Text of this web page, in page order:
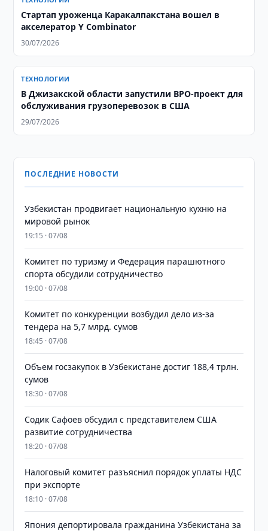
Стартап уроженца Каракалпакстана вошел в
акселератор Y Combinator
30/07/2026
ТЕХНОЛОГИИ
В Джизакской области запустили BPO-проект для
обслуживания грузоперевозок в США
29/07/2026
ПОСЛЕДНИЕ НОВОСТИ
Узбекистан продвигает национальную кухню на
мировой рынок
19:15 · 07/08
Комитет по туризму и Федерация парашютного
спорта обсудили сотрудничество
19:00 · 07/08
Комитет по конкуренции возбудил дело из-за
тендера на 5,7 млрд. сумов
18:45 · 07/08
​​​​​​​Объем госзакупок в Узбекистане достиг 188,4 трлн.
сумов
18:30 · 07/08
Содик Сафоев обсудил с представителем США
развитие сотрудничества
18:20 · 07/08
Налоговый комитет разъяснил порядок уплаты НДС
при экспорте
18:10 · 07/08
Япония депортировала гражданина Узбекистана за